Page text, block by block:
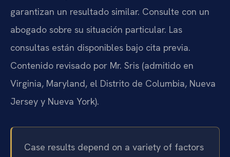
garantizan un resultado similar. Consulte con un
abogado sobre su situación particular. Las
consultas están disponibles bajo cita previa.
Contenido revisado por Mr. Sris (admitido en
Virginia, Maryland, el Distrito de Columbia, Nueva
Jersey y Nueva York).
Case results depend on a variety of factors